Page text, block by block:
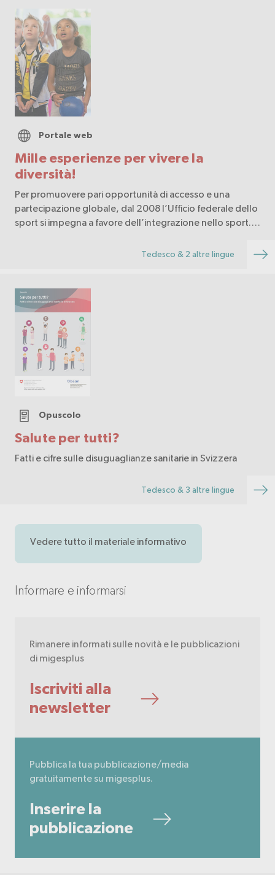
Mille esperienze per vivere la
diversità!
Portale web
Per promuovere pari opportunità di accesso e una
partecipazione globale, dal 2008 l’Ufficio federale dello
sport si impegna a favore dell’integrazione nello sport.
«Multiculturalità nello sport» la tem…Tedesco & 2 altre lingue
Salute per tutti?
Opuscolo
Fatti e cifre sulle disuguaglianze sanitarie in Svizzera
Tedesco & 3 altre lingue
Vedere tutto il materiale informativo
Informare e informarsi
Rimanere informati sulle novità e le pubblicazioni
di migesplus
Iscriviti alla
newsletter
Pubblica la tua pubblicazione/media
gratuitamente su migesplus.
Inserire la
pubblicazione